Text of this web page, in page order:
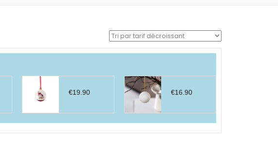
€19.90 €16.90